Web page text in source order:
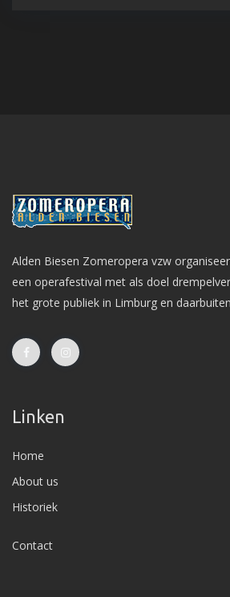
Alden Biesen Zomeropera vzw
een operafestival met als doel
het grote publiek in Limburg en
Linken
Home
About us
Historiek
Contact